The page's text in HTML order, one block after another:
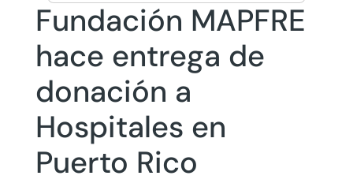
Fundación MAPFRE
hace entrega de
donación a
Hospitales en
Puerto Rico